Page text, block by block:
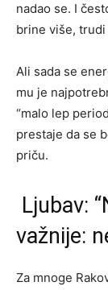
nadao se. I
brine više, trudi
Ali sada se
mu je
“malo lep
prestaje da se
priču.
Ljubav:
važnije:
Za mnoge